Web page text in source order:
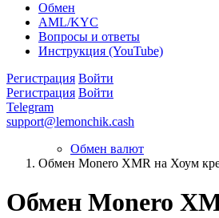
Обмен
AML/KYC
Вопросы и ответы
Инструкция (YouTube)
Регистрация Войти
Регистрация Войти
Telegram
support@lemonchik.cash
Обмен валют
Обмен Monero XMR на Хоум
Обмен Monero